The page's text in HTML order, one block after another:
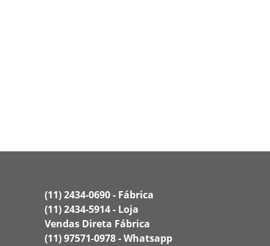
(11) 2434-0690 - Fábrica
(11) 2434-5914 - Loja
Vendas Direta Fábrica
(11) 97571-0978 - Whatsapp